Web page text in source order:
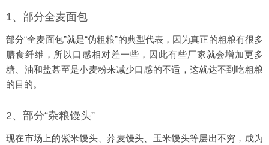
1、部分全麦面包
部分“全麦面包”就是“伪粗粮”的典型代表，因为真正的粗粮有很多
膳食纤维，所以口感相对差一些，因此有些厂家就会增加更多
糖、油和盐甚至是小麦粉来减少口感的不适，这就达不到吃粗粮
的目的。
2、部分“杂粮馒头”
现在市场上的紫米馒头、荞麦馒头、玉米馒头等层出不穷，成为